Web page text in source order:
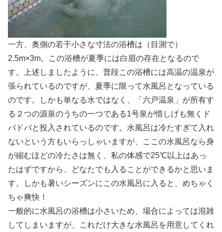
一方、奥側の若干小さな寸法の浴槽は（目測で）
2.5m×3m。この浴槽が夏季には白眉の存在となるので
す。上述しましたように、普段この浴槽には高温の温泉が
張られているのですが、夏季に限って水風呂となっている
のです。しかも単なる水ではなく、「六戸温泉」が所有す
る２つの源泉のうちの一つである1号泉が惜しげも無くド
バドバと投入されているのです。水風呂は冷たすぎて入れ
ないという方もいらっしゃいますが、ここの水風呂なら身
が縮むほどの冷たさは無く、私の体感で25℃以上はあっ
たはずですから、どなたでも入ることができるかと思いま
す。しかも暑いシーズンにこの水風呂に入ると、めちゃく
ちゃ爽快！
一般的に水風呂の浴槽は小さいため、場合によっては混雑
してしまいますが、これだけ大きな水風呂を用意してくれ